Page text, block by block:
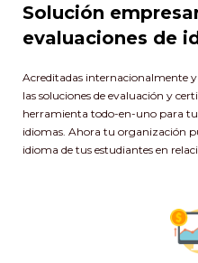
Solución
evaluaciones de
Acreditadas internacionalmente y
las soluciones de evaluación y
herramienta todo-en-uno para
idiomas. Ahora tu organización
idioma de tus estudiantes en